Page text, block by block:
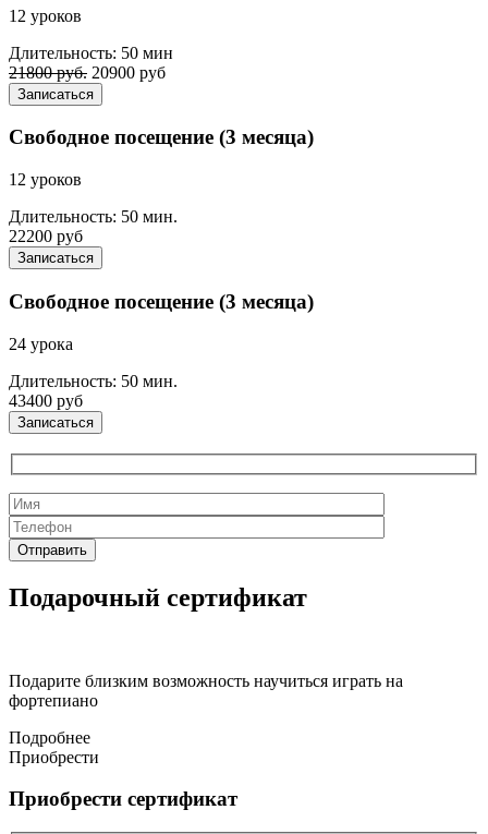
12 уроков
Длительность: 50 мин
21800 руб. 20900 руб
Записаться
Свободное посещение (3 месяца)
12 уроков
Длительность: 50 мин.
22200 руб
Записаться
Свободное посещение (3 месяца)
24 урока
Длительность: 50 мин.
43400 руб
Записаться
Подарочный сертификат
Подарите близким возможность научиться играть на
фортепиано
Подробнее
Приобрести
Приобрести сертификат